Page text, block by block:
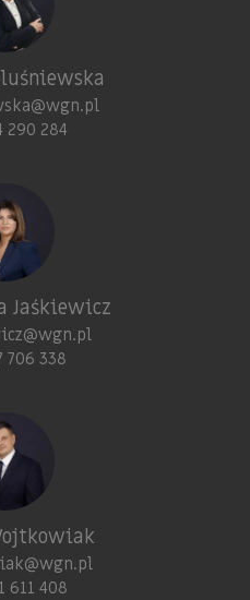
290 284
Jaśkiewicz
706 338
611 408